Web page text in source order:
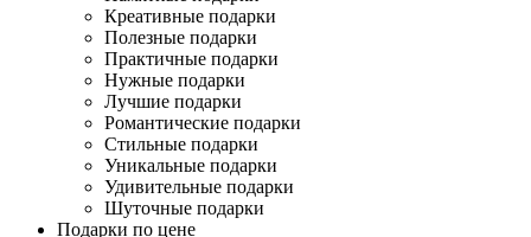
Креативные подарки
Полезные подарки
Практичные подарки
Нужные подарки
Лучшие подарки
Романтические подарки
Стильные подарки
Уникальные подарки
Удивительные подарки
Шуточные подарки
Подарки по цене